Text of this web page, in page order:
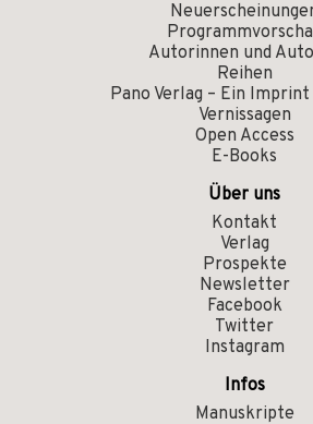
Autorinnen und
Reihen
Pano Verlag – Ein Imprint
Vernissagen
Open Access
E-Books
Über uns
Kontakt
Verlag
Prospekte
Newsletter
Facebook
Twitter
Instagram
Infos
Manuskripte